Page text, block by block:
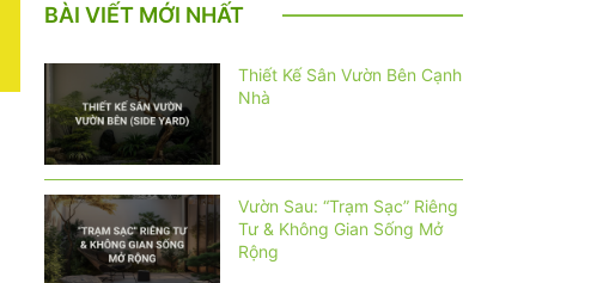
BÀI VIẾT MỚI NHẤT
Thiết Kế Sân Vườn Bên Cạnh
Nhà
Vườn Sau: “Trạm Sạc” Riêng
Tư & Không Gian Sống Mở
Rộng